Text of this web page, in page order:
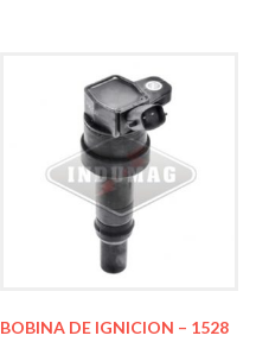
BOBINA DE IGNICION – 1528